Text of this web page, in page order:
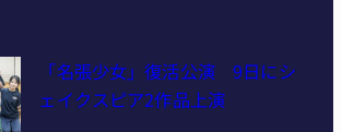
「名張少女」復活公演 9日にシ
ェイクスピア2作品上演